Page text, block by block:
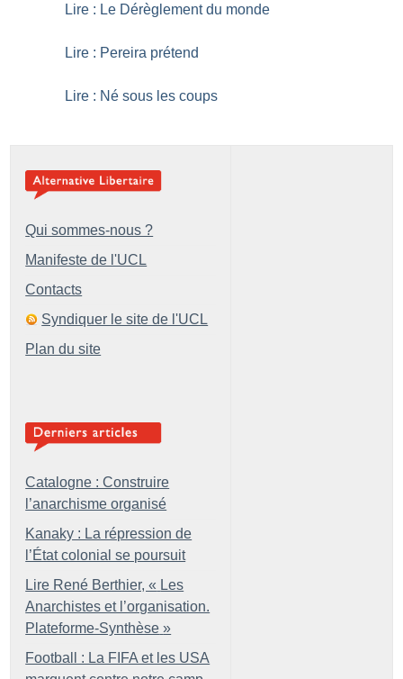
Lire : Le Dérèglement du monde
Lire : Pereira prétend
Lire : Né sous les coups
Qui sommes-nous ?
Manifeste de l'UCL
Contacts
Syndiquer le site de l'UCL
Plan du site
Catalogne : Construire
l’anarchisme organisé
Kanaky : La répression de
l’État colonial se poursuit
Lire René Berthier, « Les
Anarchistes et l’organisation.
Plateforme-Synthèse »
Football : La FIFA et les USA